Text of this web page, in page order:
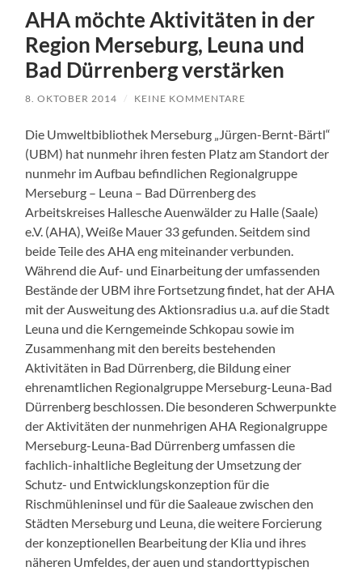
AHA möchte Aktivitäten in der
Region Merseburg, Leuna und
Bad Dürrenberg verstärken
8. OKTOBER 2014 / KEINE KOMMENTARE
Die Umweltbibliothek Merseburg „Jürgen-Bernt-Bärtl“
(UBM) hat nunmehr ihren festen Platz am Standort der
nunmehr im Aufbau befindlichen Regionalgruppe
Merseburg – Leuna – Bad Dürrenberg des
Arbeitskreises Hallesche Auenwälder zu Halle (Saale)
e.V. (AHA), Weiße Mauer 33 gefunden. Seitdem sind
beide Teile des AHA eng miteinander verbunden.
Während die Auf- und Einarbeitung der umfassenden
Bestände der UBM ihre Fortsetzung findet, hat der AHA
mit der Ausweitung des Aktionsradius u.a. auf die Stadt
Leuna und die Kerngemeinde Schkopau sowie im
Zusammenhang mit den bereits bestehenden
Aktivitäten in Bad Dürrenberg, die Bildung einer
ehrenamtlichen Regionalgruppe Merseburg-Leuna-Bad
Dürrenberg beschlossen. Die besonderen Schwerpunkte
der Aktivitäten der nunmehrigen AHA Regionalgruppe
Merseburg-Leuna-Bad Dürrenberg umfassen die
fachlich-inhaltliche Begleitung der Umsetzung der
Schutz- und Entwicklungskonzeption für die
Rischmühleninsel und für die Saaleaue zwischen den
Städten Merseburg und Leuna, die weitere Forcierung
der konzeptionellen Bearbeitung der Klia und ihres
näheren Umfeldes, der auen und standorttypischen